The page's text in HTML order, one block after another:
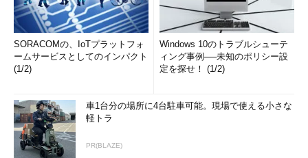
SORACOMの、IoTプラットフォ
ームサービスとしてのインパクト
(1/2)
Windows 10のトラブルシューテ
ィング事例──未知のポリシー設
定を探せ！ (1/2)
車1台分の場所に4台駐車可能。現場で使える小さな
軽トラ
PR(BLAZE)